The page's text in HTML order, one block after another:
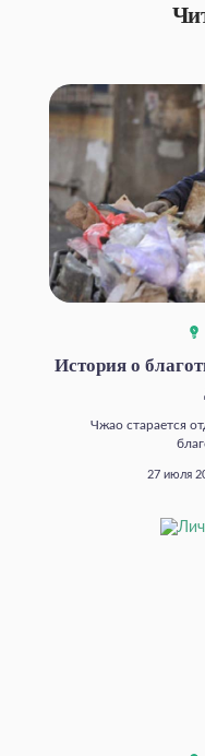
История о
Чжао старается
27 июля